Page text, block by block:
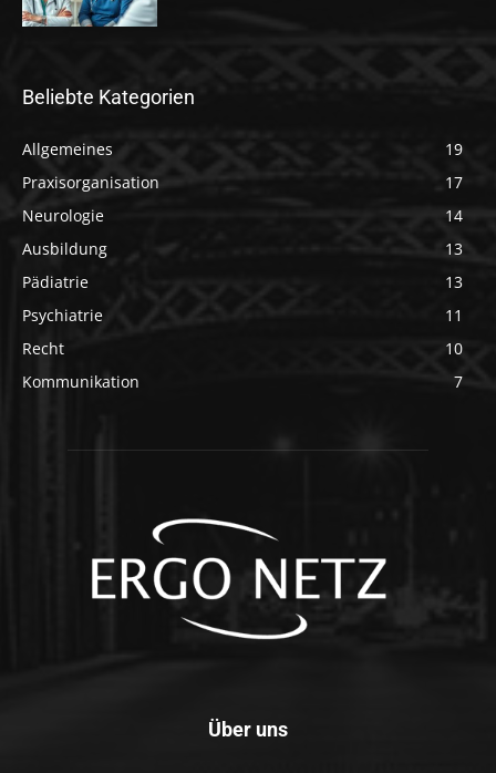
Beliebte Kategorien
Allgemeines
19
Praxisorganisation
17
Neurologie
14
Ausbildung
13
Pädiatrie
13
Psychiatrie
11
Recht
10
Kommunikation
7
Über uns